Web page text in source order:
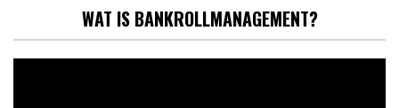
WAT IS BANKROLLMANAGEMENT?